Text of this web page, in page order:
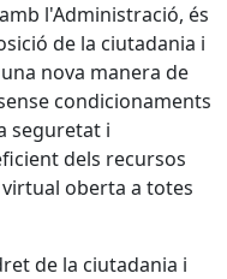
l'Administració, és
de la ciutadania i
nova manera de
condicionaments
seguretat i
dels recursos
oberta a totes
de la ciutadania i